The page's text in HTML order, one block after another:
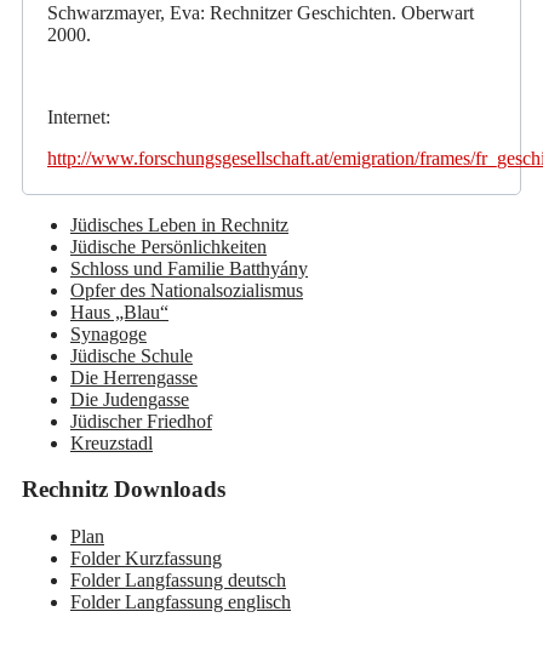
Schwarzmayer, Eva: Rechnitzer Geschichten. Oberwart
2000.
Internet:
http://www.forschungsgesellschaft.at/emigration/frames/
Jüdisches Leben in Rechnitz
Jüdische Persönlichkeiten
Schloss und Familie Batthyány
Opfer des Nationalsozialismus
Haus „Blau“
Synagoge
Jüdische Schule
Die Herrengasse
Die Judengasse
Jüdischer Friedhof
Kreuzstadl
Rechnitz Downloads
Plan
Folder Kurzfassung
Folder Langfassung deutsch
Folder Langfassung englisch